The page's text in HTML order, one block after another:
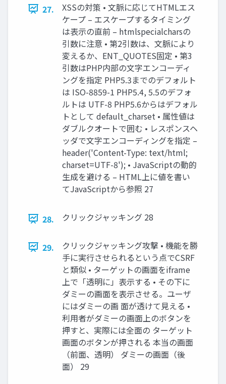
27.
XSSの対策 • 文脈に応じてHTMLエス
ケープ – エスケープするタイミング
は表示の直前 – htmlspecialcharsの
引数に注意 • 第2引数は、文脈により
変えるか、ENT_QUOTES固定 • 第3
引数はPHP内部の文字エンコーディ
ングを指定 PHP5.3までのデフォルト
は ISO-8859-1 PHP5.4, 5.5のデフォ
ルトは UTF-8 PHP5.6からはデフォル
トとして default_charset • 属性値は
ダブルクオートで囲む • レスポンスヘ
ッダで文字エンコーディングを指定 –
header('Content-Type: text/html;
charset=UTF-8'); • JavaScriptの動的
生成を避ける – HTML上に値を書い
てJavaScriptから参照 27
28. クリックジャッキング 28
29.
クリックジャッキング攻撃 • 機能を勝
手に実行させられるという点でCSRF
と類似 • ターゲットの画面をiframe
上で「透明に」表示する • その下に
ダミーの画面を表示させる。ユーザ
にはダミーの画 面が透けて見える •
利用者がダミーの画面上のボタンを
押すと、実際には全面の ターゲット
画面のボタンが押される 本当の画面
（前面、透明） ダミーの画面（後
面） 29